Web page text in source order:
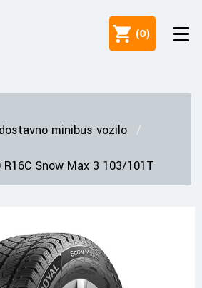
(0)
minibus vozilo
R16C Snow Max 3 103/101T